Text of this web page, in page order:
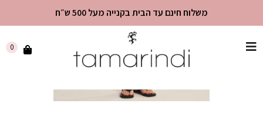
שִׂים
משלוח חינם עד הבית בקנייה מעל 500 ש״ח
0